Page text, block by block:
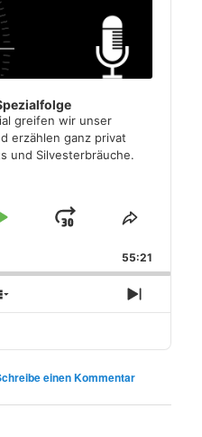
greifen wir unser
erzählen ganz privat
und Silvesterbräuche.
Jump
Forward
Share
Episode
55:21
Show
Episodes
Next
Episode
einen Kommentar